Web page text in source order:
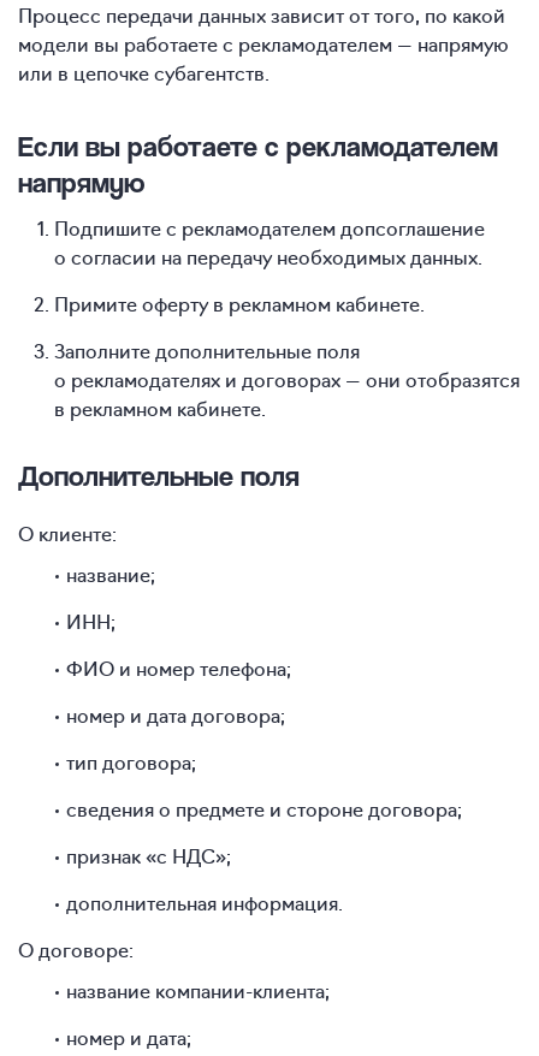
Процесс передачи данных зависит от того, по какой
модели вы работаете с рекламодателем — напрямую
или в цепочке субагентств.
Если вы работаете с рекламодателем
напрямую
Подпишите с рекламодателем допсоглашение
о согласии на передачу необходимых данных.
Примите оферту в рекламном кабинете.
Заполните дополнительные поля
о рекламодателях и договорах — они отобразятся
в рекламном кабинете.
Дополнительные поля
О клиенте:
название;
ИНН;
ФИО и номер телефона;
номер и дата договора;
тип договора;
сведения о предмете и стороне договора;
признак «с НДС»;
дополнительная информация.
О договоре:
название компании-клиента;
номер и дата;